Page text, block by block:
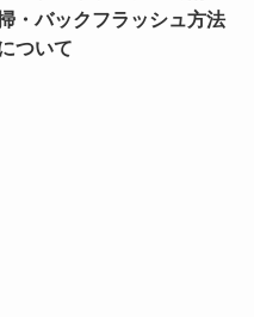
・バックフラッシュ方法
ついて